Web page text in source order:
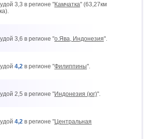
3,3 в регионе "Камчатка" (63,27км
3,6 в регионе "о.Ява, Индонезия".
4,2 в регионе "Филиппины".
2,5 в регионе "Индонезия (юг)".
4,2 в регионе "Центральная